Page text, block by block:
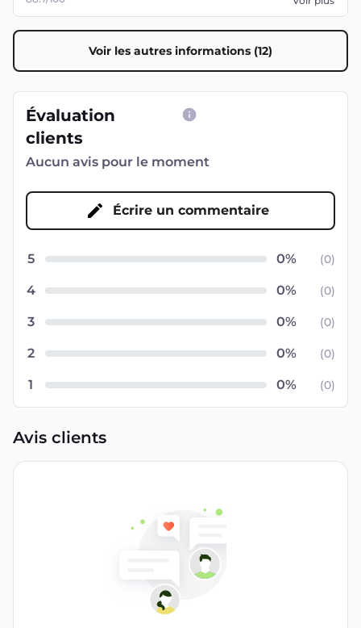
Voir les autres informations (12)
Évaluation
clients
Aucun avis pour le moment
Écrire un commentaire
5 (0)
4 (0)
3 (0)
2 (0)
1 (0)
Avis clients